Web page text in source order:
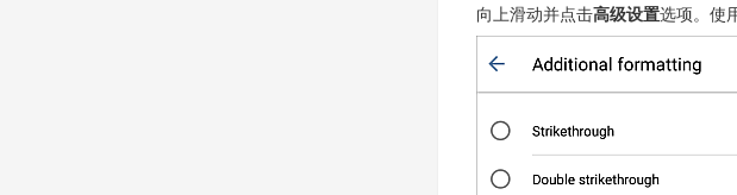
向上滑动并点击高级设置选项。使